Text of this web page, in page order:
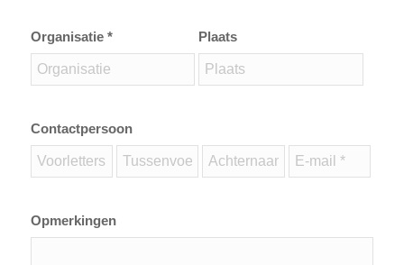
Organisatie * Plaats
Contactpersoon
Opmerkingen